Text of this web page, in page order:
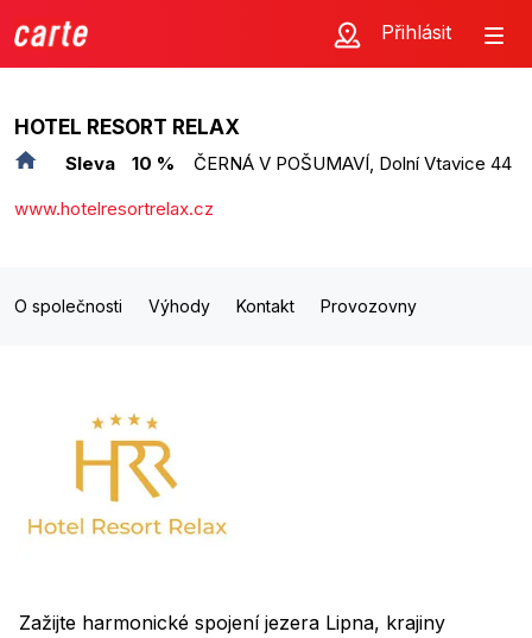
Přihlásit
HOTEL RESORT RELAX
Sleva 10 %
ČERNÁ V POŠUMAVÍ, Dolní Vtavice 44
www.hotelresortrelax.cz
O společnosti Výhody Kontakt Provozovny
Zažijte harmonické spojení jezera Lipna, krajiny